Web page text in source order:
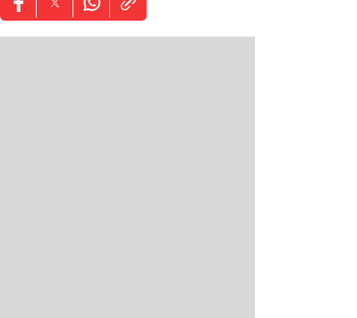
Opens in new window
Opens in new window
Opens in new window